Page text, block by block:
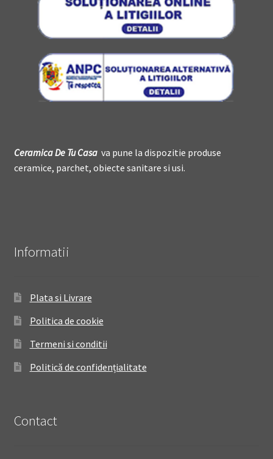
Ceramica DeTu Casava pune la dispozitie produse
ceramice, parchet, obiecte sanitare si usi.
Informatii
Plata si Livrare
Politica de cookie
Termeni si conditii
Politică de confidențialitate
Contact